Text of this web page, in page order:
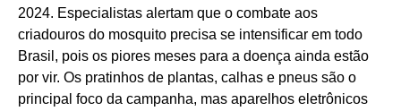
2024. Especialistas alertam que o combate aos
criadouros do mosquito precisa se intensificar em todo
Brasil, pois os piores meses para a doença ainda estão
por vir. Os pratinhos de plantas, calhas e pneus são o
principal foco da campanha, mas aparelhos eletrônicos